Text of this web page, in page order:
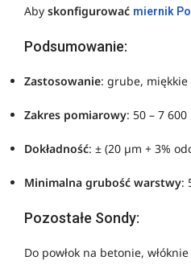
Aby skonfigurować miernik
Podsumowanie:
Zastosowanie: grube,
Zakres pomiarowy: 50 – 7
Dokładność: ± (20 µm + 3%
Minimalna grubość warstwy:
Pozostałe Sondy:
Do powłok na betonie,